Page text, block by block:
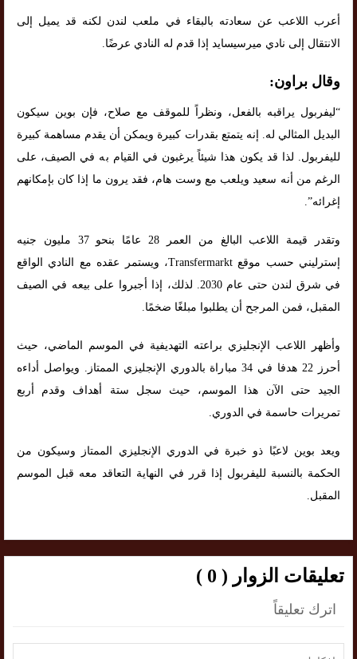
أعرب اللاعب عن سعادته بالبقاء في ملعب لندن لكنه قد يميل إلى
الانتقال إلى نادي ميرسيسايد إذا قدم له النادي عرضًا.
وقال براون:
“ليفربول يراقبه بالفعل، ونظراً للموقف مع صلاح، فإن بوين سيكون
البديل المثالي له. إنه يتمتع بقدرات كبيرة ويمكن أن يقدم مساهمة كبيرة
لليفربول. لذا قد يكون هذا شيئاً يرغبون في القيام به في الصيف، على
الرغم من أنه سعيد ويلعب مع وست هام، فقد يرون ما إذا كان بإمكانهم
إغرائه”.
وتقدر قيمة اللاعب البالغ من العمر 28 عامًا بنحو 37 مليون جنيه
إسترليني حسب موقع Transfermarkt، ويستمر عقده مع النادي الواقع
في شرق لندن حتى عام 2030. لذلك، إذا أجبروا على بيعه في الصيف
المقبل، فمن المرجح أن يطلبوا مبلغًا ضخمًا.
وأظهر اللاعب الإنجليزي براعته التهديفية في الموسم الماضي، حيث
أحرز 22 هدفا في 34 مباراة بالدوري الإنجليزي الممتاز. ويواصل أداءه
الجيد حتى الآن هذا الموسم، حيث سجل ستة أهداف وقدم أربع
تمريرات حاسمة في الدوري.
ويعد بوين لاعبًا ذو خبرة في الدوري الإنجليزي الممتاز وسيكون من
الحكمة بالنسبة لليفربول إذا قرر في النهاية التعاقد معه قبل الموسم
المقبل.
تعليقات الزوار ( 0 )
اترك تعليقاً